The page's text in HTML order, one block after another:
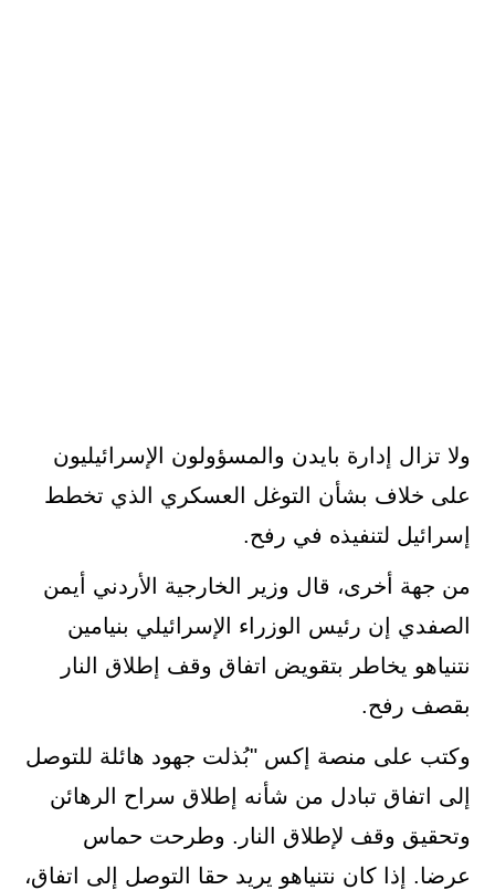
ولا تزال إدارة بايدن والمسؤولون الإسرائيليون
على خلاف بشأن التوغل العسكري الذي تخطط
إسرائيل لتنفيذه في رفح.
من جهة أخرى، قال وزير الخارجية الأردني أيمن
الصفدي إن رئيس الوزراء الإسرائيلي بنيامين
نتنياهو يخاطر بتقويض اتفاق وقف إطلاق النار
بقصف رفح.
وكتب على منصة إكس "بُذلت جهود هائلة للتوصل
إلى اتفاق تبادل من شأنه إطلاق سراح الرهائن
وتحقيق وقف لإطلاق النار. وطرحت حماس
عرضا. إذا كان نتنياهو يريد حقا التوصل إلى اتفاق،